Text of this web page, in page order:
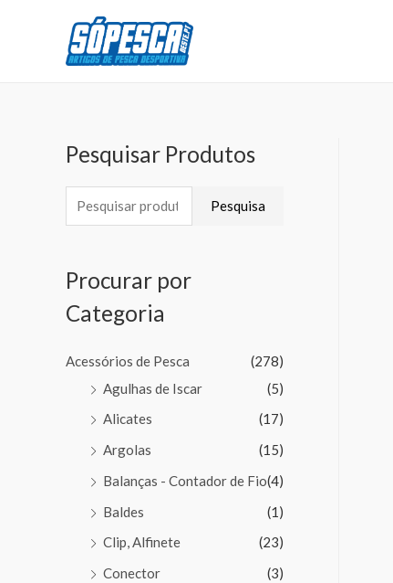
Pesquisar Produtos
Pesquisa
Procurar por
Categoria
Acessórios de Pesca
(278)
Agulhas de Iscar
(5)
Alicates
(17)
Argolas
(15)
Balanças - Contador de Fio(4)
Baldes
(1)
Clip, Alfinete
(23)
Conector
(3)